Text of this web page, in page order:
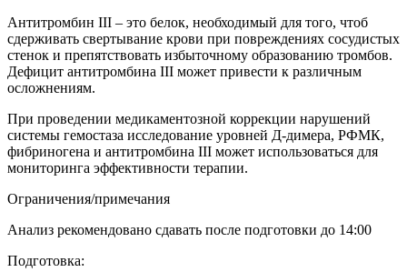
Антитромбин III – это белок, необходимый для того, чтоб
сдерживать свертывание крови при повреждениях сосудистых
стенок и препятствовать избыточному образованию тромбов.
Дефицит антитромбина III может привести к различным
осложнениям.
При проведении медикаментозной коррекции нарушений
системы гемостаза исследование уровней Д-димера, РФМК,
фибриногена и антитромбина III может использоваться для
мониторинга эффективности терапии.
Ограничения/примечания
Анализ рекомендовано сдавать после подготовки до 14:00
Подготовка: